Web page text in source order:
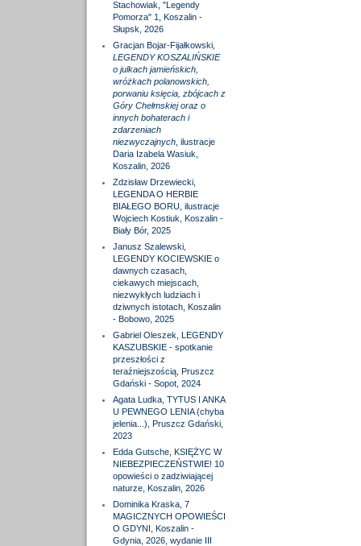
Stachowiak, "Legendy
Pomorza" 1, Koszalin -
Słupsk, 2026
Gracjan Bojar-Fijałkowski,
LEGENDY KOSZALIŃSKIE
o julkach jamieńskich,
wróżkach polanowskich,
porwaniu księcia, zbójcach z
Góry Chełmskiej oraz o
innych bohaterach i
zdarzeniach
niezwyczajnych, ilustracje
Daria Izabela Wasiuk,
Koszalin, 2026
Zdzisław Drzewiecki,
LEGENDA O HERBIE
BIAŁEGO BORU, ilustracje
Wojciech Kostiuk, Koszalin -
Biały Bór, 2025
Janusz Szalewski,
LEGENDY KOCIEWSKIE o
dawnych czasach,
ciekawych miejscach,
niezwykłych ludziach i
dziwnych istotach, Koszalin
- Bobowo, 2025
Gabriel Oleszek, LEGENDY
KASZUBSKIE - spotkanie
przeszłości z
teraźniejszością, Pruszcz
Gdański - Sopot, 2024
Agata Ludka, TYTUS I ANKA
U PEWNEGO LENIA (chyba
jelenia...), Pruszcz Gdański,
2023
Edda Gutsche, KSIĘŻYC W
NIEBEZPIECZEŃSTWIE! 10
opowieści o zadziwiającej
naturze, Koszalin, 2026
Dominika Kraska, 7
MAGICZNYCH OPOWIEŚCI
O GDYNI, Koszalin -
Gdynia, 2026, wydanie III